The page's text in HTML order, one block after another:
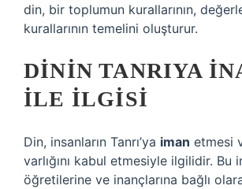
din, bir toplumun kurallarının,
kurallarının temelini oluşturur.
DININ TANRIYA
ILE İLGISI
Din, insanların Tanrı’ya iman etmesi
varlığını kabul etmesiyle ilgilidir. Bu
öğretilerine ve inançlarına bağlı